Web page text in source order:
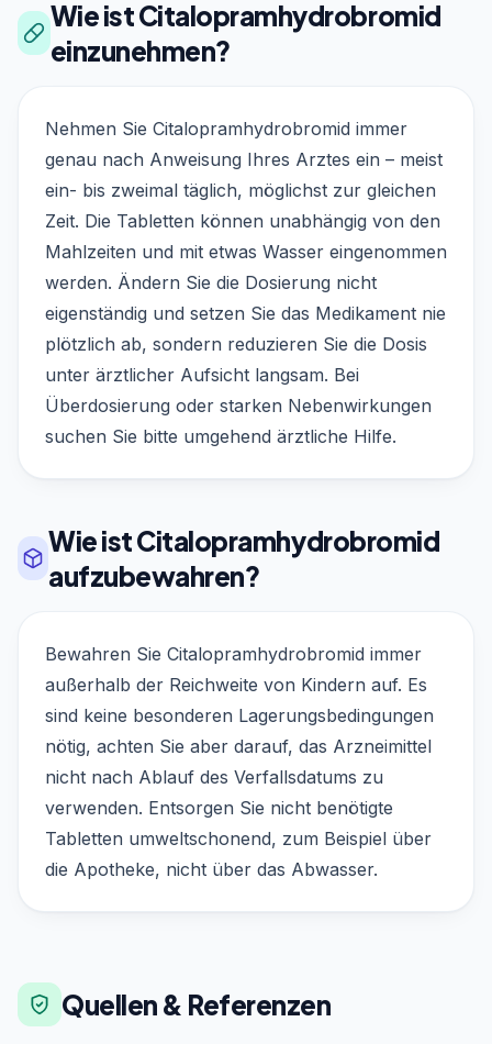
Wie ist Citalopramhydrobromid
einzunehmen?
Nehmen Sie Citalopramhydrobromid immer
genau nach Anweisung Ihres Arztes ein – meist
ein- bis zweimal täglich, möglichst zur gleichen
Zeit. Die Tabletten können unabhängig von den
Mahlzeiten und mit etwas Wasser eingenommen
werden. Ändern Sie die Dosierung nicht
eigenständig und setzen Sie das Medikament nie
plötzlich ab, sondern reduzieren Sie die Dosis
unter ärztlicher Aufsicht langsam. Bei
Überdosierung oder starken Nebenwirkungen
suchen Sie bitte umgehend ärztliche Hilfe.
Wie ist Citalopramhydrobromid
aufzubewahren?
Bewahren Sie Citalopramhydrobromid immer
außerhalb der Reichweite von Kindern auf. Es
sind keine besonderen Lagerungsbedingungen
nötig, achten Sie aber darauf, das Arzneimittel
nicht nach Ablauf des Verfallsdatums zu
verwenden. Entsorgen Sie nicht benötigte
Tabletten umweltschonend, zum Beispiel über
die Apotheke, nicht über das Abwasser.
Quellen & Referenzen